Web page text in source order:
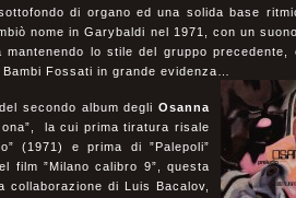
di organo ed una solida base
nome in Garybaldi nel 1971, con un suono
lo stile del gruppo precedente,
Fossati in grande evidenza…
secondo album degli Osanna
la cui prima tiratura risale
(1971) e prima di ”Palepoli”
film ”Milano calibro 9”, questa
collaborazione di Luis Bacalov,